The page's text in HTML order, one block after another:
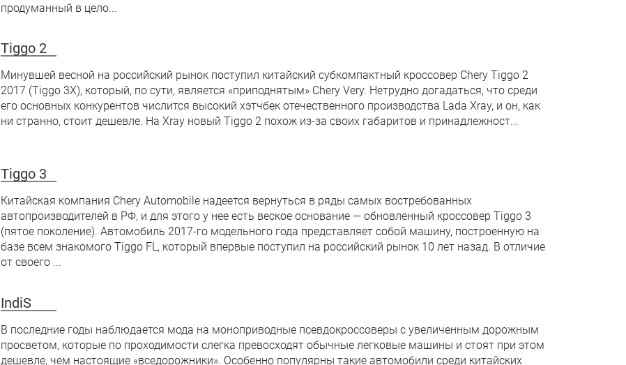
продуманный в цело...
Tiggo 2
Минувшей весной на российский рынок поступил китайский субкомпактный кроссовер Chery Tiggo 2
2017 (Tiggo 3X), который, по сути, является «приподнятым» Chery Very. Нетрудно догадаться, что среди
его основных конкурентов числится высокий хэтчбек отечественного производства Lada Xray, и он, как
ни странно, стоит дешевле. На Xray новый Tiggo 2 похож из-за своих габаритов и принадлежност...
Tiggo 3
Китайская компания Chery Automobile надеется вернуться в ряды самых востребованных
автопроизводителей в РФ, и для этого у нее есть веское основание — обновленный кроссовер Tiggo 3
(пятое поколение). Автомобиль 2017-го модельного года представляет собой машину, построенную на
базе всем знакомого Tiggo FL, который впервые поступил на российский рынок 10 лет назад. В отличие
от своего ...
IndiS
В последние годы наблюдается мода на моноприводные псевдокроссоверы с увеличенным дорожным
просветом, которые по проходимости слегка превосходят обычные легковые машины и стоят при этом
дешевле, чем настоящие «вседорожники». Особенно популярны такие автомобили среди китайских